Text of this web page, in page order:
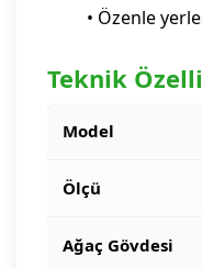
• Özenle
Teknik
Model
Ölçü
Ağaç Gövdesi